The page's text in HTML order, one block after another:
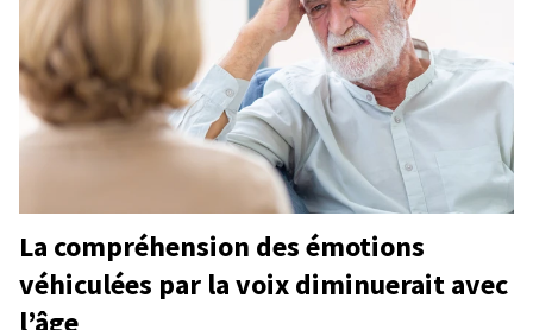
La compréhension des émotions
véhiculées par la voix diminuerait avec
l’âge